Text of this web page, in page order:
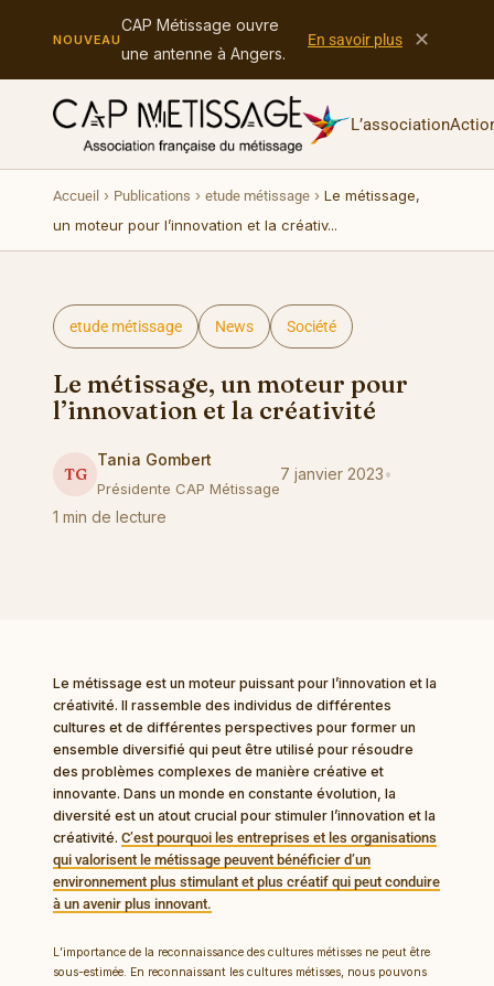
NOUVEAU
CAP Métissage ouvre
une antenne à Angers.
En savoir plus ✕
L’association
Accueil › Publications › etude métissage › Le métissage,
un moteur pour l’innovation et la créativ...
etude métissage News Société
Le métissage, un moteur pour
l’innovation et la créativité
TG
Tania Gombert
Présidente CAP Métissage
7 janvier 2023•
1 min de lecture
CAP MÉTISSAGE
Le métissage, un moteur pour l’innovation et la
créativité
Le métissage est un moteur puissant pour l’innovation et la
créativité. Il rassemble des individus de différentes
cultures et de différentes perspectives pour former un
ensemble diversifié qui peut être utilisé pour résoudre
des problèmes complexes de manière créative et
innovante. Dans un monde en constante évolution, la
diversité est un atout crucial pour stimuler l’innovation et la
créativité. C’est pourquoi les entreprises et les organisations
qui valorisent le métissage peuvent bénéficier d’un
environnement plus stimulant et plus créatif qui peut conduire
à un avenir plus innovant.
L’importance de la reconnaissance des cultures métisses ne peut être
sous-estimée. En reconnaissant les cultures métisses, nous pouvons